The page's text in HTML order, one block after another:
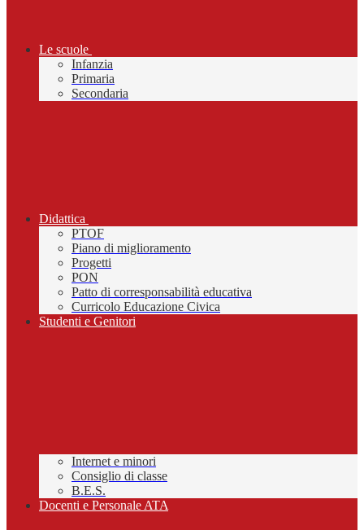
Le scuole
Infanzia
Primaria
Secondaria
Didattica
PTOF
Piano di miglioramento
Progetti
PON
Patto di corresponsabilità educativa
Curricolo Educazione Civica
Studenti e Genitori
Internet e minori
Consiglio di classe
B.E.S.
Docenti e Personale ATA